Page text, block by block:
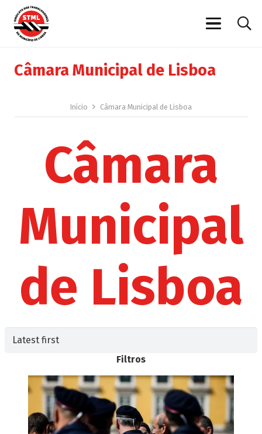
Câmara Municipal de Lisboa
Início Câmara Municipal de Lisboa
Câmara
Municipal
de Lisboa
Filtros